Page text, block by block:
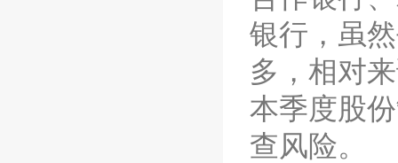
银行，虽
多，相对
本季度股
查风险。